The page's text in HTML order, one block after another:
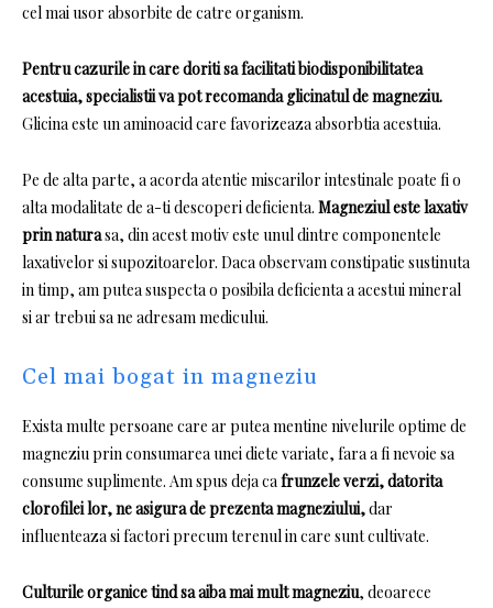
cel mai usor absorbite de catre organism.
Pentru cazurile in care doriti sa facilitati biodisponibilitatea
acestuia, specialistii va pot recomanda glicinatul de magneziu.
Glicina este un aminoacid care favorizeaza absorbtia acestuia.
Pe de alta parte, a acorda atentie miscarilor intestinale poate fi o
alta modalitate de a-ti descoperi deficienta. Magneziul este laxativ
prin naturasa, din acest motiv este unul dintre componentele
laxativelor si supozitoarelor. Daca observam constipatie sustinuta
in timp, am putea suspecta o posibila deficienta a acestui mineral
si ar trebui sa ne adresam medicului.
Cel mai bogat in magneziu
Exista multe persoane care ar putea mentine nivelurile optime de
magneziu prin consumarea unei diete variate, fara a fi nevoie sa
consume suplimente. Am spus deja cafrunzele verzi, datorita
clorofilei lor, ne asigura de prezenta magneziului,dar
influenteaza si factori precum terenul in care sunt cultivate.
Culturile organice tind sa aiba mai mult magneziu, deoarece